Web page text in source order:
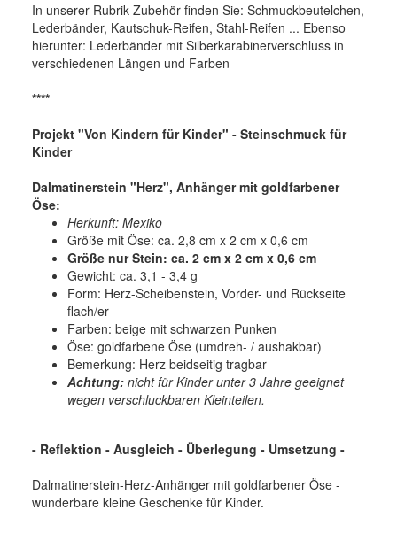
In unserer Rubrik Zubehör finden Sie: Schmuckbeutelchen,
Lederbänder, Kautschuk-Reifen, Stahl-Reifen ... Ebenso
hierunter: Lederbänder mit Silberkarabinerverschluss in
verschiedenen Längen und Farben
****
Projekt "Von Kindern für Kinder" - Steinschmuck für
Kinder
Dalmatinerstein "Herz", Anhänger mit goldfarbener
Öse:
Herkunft: Mexiko
Größe mit Öse: ca. 2,8 cm x 2 cm x 0,6 cm
Größe nur Stein: ca. 2 cm x 2 cm x 0,6 cm
Gewicht: ca. 3,1 - 3,4 g
Form: Herz-Scheibenstein, Vorder- und Rückseite
flach/er
Farben: beige mit schwarzen Punken
Öse: goldfarbene Öse (umdreh- / aushakbar)
Bemerkung: Herz beidseitig tragbar
Achtung: nicht für Kinder unter 3 Jahre geeignet
wegen verschluckbaren Kleinteilen.
- Reflektion - Ausgleich - Überlegung - Umsetzung -
Dalmatinerstein-Herz-Anhänger mit goldfarbener Öse -
wunderbare kleine Geschenke für Kinder.